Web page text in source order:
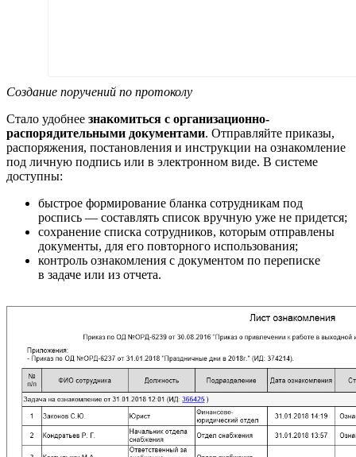
Создание поручений по протоколу
Стало удобнее знакомиться с организационно-
распорядительными документами. Отправляйте приказы,
распоряжения, постановления и инструкции на ознакомление
под личную подпись или в электронном виде. В системе
доступны:
быстрое формирование бланка сотрудникам под
роспись — составлять список вручную уже не придется;
сохранение списка сотрудников, которым отправлены
документы, для его повторного использования;
контроль ознакомления с документом по переписке
в задаче или из отчета.